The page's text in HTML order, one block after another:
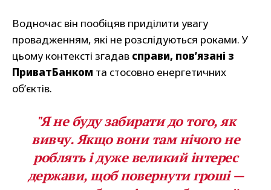
Водночас він пообіцяв приділити увагу
провадженням, які не розслідуються роками. У
цьому контексті згадав справи, пов’язані з
ПриватБанком та стосовно енергетичних
об’єктів.
"Я не буду забирати до того, як
вивчу. Якщо вони там нічого не
роблять і дуже великий інтерес
держави, щоб повернути гроші —